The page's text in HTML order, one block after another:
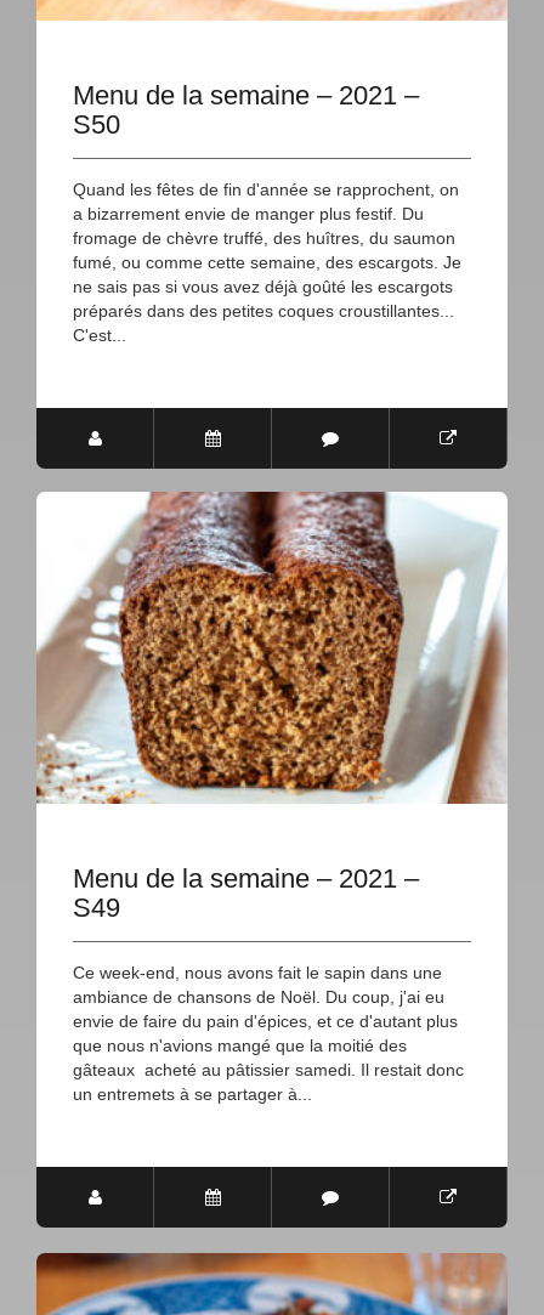
Menu de la semaine – 2021 –
S50
Quand les fêtes de fin d'année se rapprochent, on
a bizarrement envie de manger plus festif. Du
fromage de chèvre truffé, des huîtres, du saumon
fumé, ou comme cette semaine, des escargots. Je
ne sais pas si vous avez déjà goûté les escargots
préparés dans des petites coques croustillantes...
C'est...
Menu de la semaine – 2021 –
S49
Ce week-end, nous avons fait le sapin dans une
ambiance de chansons de Noël. Du coup, j'ai eu
envie de faire du pain d'épices, et ce d'autant plus
que nous n'avions mangé que la moitié des
gâteaux acheté au pâtissier samedi. Il restait donc
un entremets à se partager à...